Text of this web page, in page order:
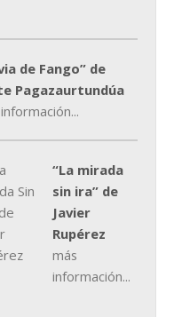
de Fango” de
Pagazaurtundúa
“La mirada
sin ira” de
Javier
Rupérez
más
información...